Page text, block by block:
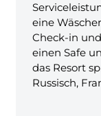
eine
Check-in
einen Safe
das Resort
Russisch,